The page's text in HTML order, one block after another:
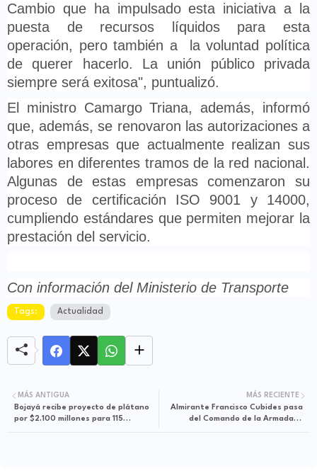
Cambio que ha impulsado esta iniciativa a la
puesta de recursos líquidos para esta
operación, pero también a la voluntad política
de querer hacerlo. La unión público privada
siempre será exitosa", puntualizó.
El ministro Camargo Triana, además, informó
que, además, se renovaron las autorizaciones a
otras empresas que actualmente realizan sus
labores en diferentes tramos de la red nacional.
Algunas de estas empresas comenzaron su
proceso de certificación ISO 9001 y 14000,
cumpliendo estándares que permiten mejorar la
prestación del servicio.
Con información del Ministerio de Transporte
Tags: Actualidad
MÁS RECIENTE
Almirante Francisco Cubides pasa
del Comando de la Armada al
MÁS ANTIGUA
Bojayá recibe proyecto de plátano
por $2.100 millones para 115